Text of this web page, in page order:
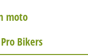
moto
Bikers